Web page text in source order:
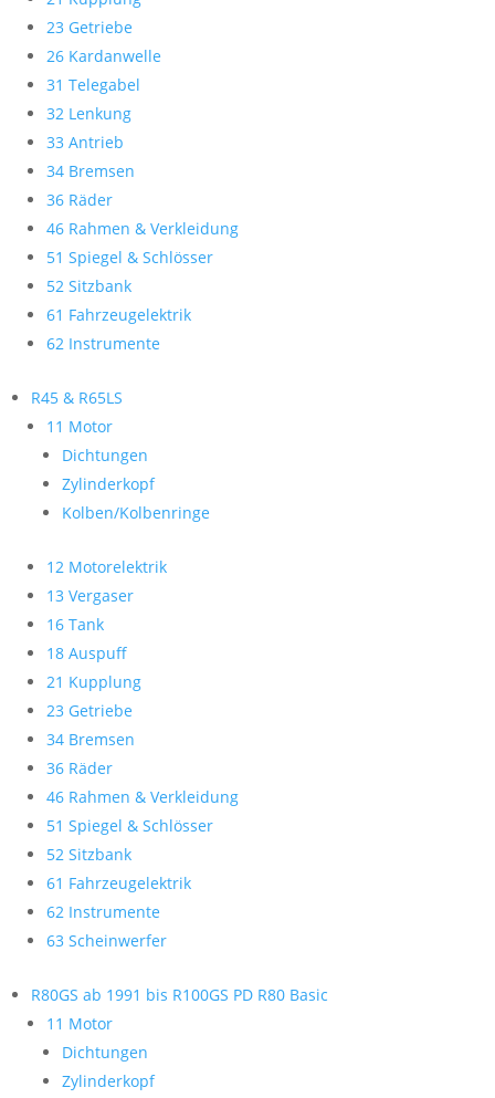
23 Getriebe
26 Kardanwelle
31 Telegabel
32 Lenkung
33 Antrieb
34 Bremsen
36 Räder
46 Rahmen & Verkleidung
51 Spiegel & Schlösser
52 Sitzbank
61 Fahrzeugelektrik
62 Instrumente
R45 & R65LS
11 Motor
Dichtungen
Zylinderkopf
Kolben/Kolbenringe
12 Motorelektrik
13 Vergaser
16 Tank
18 Auspuff
21 Kupplung
23 Getriebe
34 Bremsen
36 Räder
46 Rahmen & Verkleidung
51 Spiegel & Schlösser
52 Sitzbank
61 Fahrzeugelektrik
62 Instrumente
63 Scheinwerfer
R80GS ab 1991 bis R100GS PD R80 Basic
11 Motor
Dichtungen
Zylinderkopf